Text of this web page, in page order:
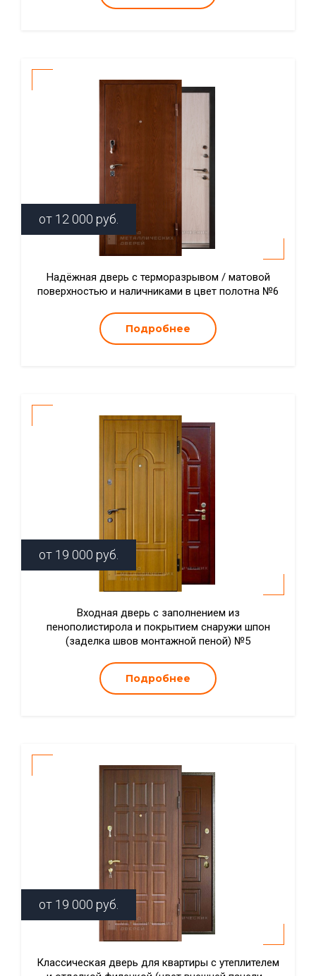
от 12 000 руб.
Надёжная дверь с терморазрывом / матовой
поверхностью и наличниками в цвет полотна №6
Подробнее
от 19 000 руб.
Входная дверь с заполнением из
пенополистирола и покрытием снаружи шпон
(заделка швов монтажной пеной) №5
Подробнее
от 19 000 руб.
Классическая дверь для квартиры с утеплителем